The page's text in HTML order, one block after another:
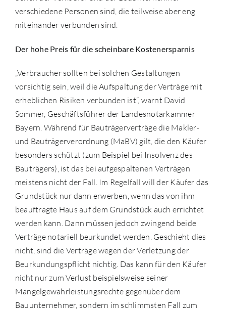
verschiedene Personen sind, die teilweise aber eng
miteinander verbunden sind.
Der hohe Preis für die scheinbare Kostenersparnis
„Verbraucher sollten bei solchen Gestaltungen
vorsichtig sein, weil die Aufspaltung der Verträge mit
erheblichen Risiken verbunden ist“, warnt David
Sommer, Geschäftsführer der Landesnotarkammer
Bayern. Während für Bauträgerverträge die Makler-
und Bauträgerverordnung (MaBV) gilt, die den Käufer
besonders schützt (zum Beispiel bei Insolvenz des
Bauträgers), ist das bei aufgespaltenen Verträgen
meistens nicht der Fall. Im Regelfall will der Käufer das
Grundstück nur dann erwerben, wenn das von ihm
beauftragte Haus auf dem Grundstück auch errichtet
werden kann. Dann müssen jedoch zwingend beide
Verträge notariell beurkundet werden. Geschieht dies
nicht, sind die Verträge wegen der Verletzung der
Beurkundungspflicht nichtig. Das kann für den Käufer
nicht nur zum Verlust beispielsweise seiner
Mängelgewährleistungsrechte gegenüber dem
Bauunternehmer, sondern im schlimmsten Fall zum